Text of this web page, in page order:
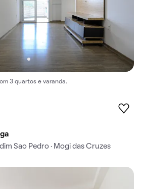
3 quartos e varanda.
Sao Pedro · Mogi das Cruzes